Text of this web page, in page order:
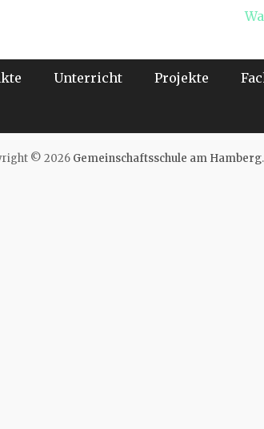
Unterricht Projekte
© 2026 Gemeinschaftsschule am Hamberg